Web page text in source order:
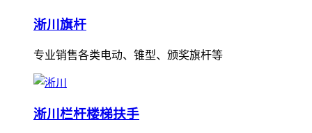
淅川旗杆
专业销售各类电动、锥型、颁奖旗杆等
淅川栏杆楼梯扶手